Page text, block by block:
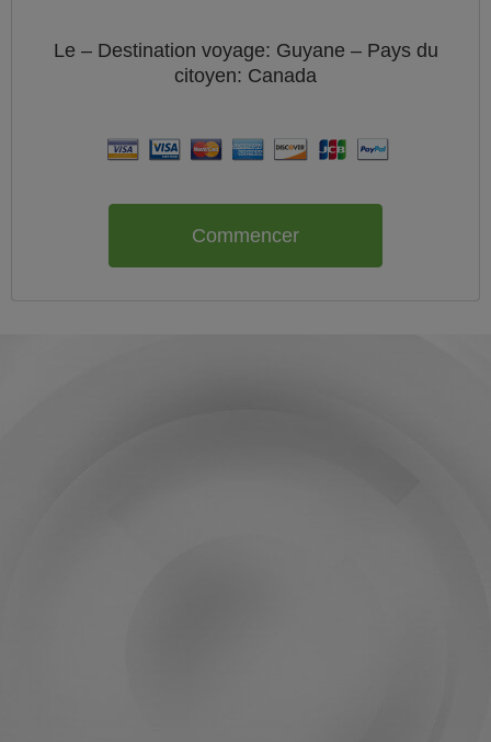
Le – Destination voyage: Guyane – Pays du
citoyen: Canada
Commencer